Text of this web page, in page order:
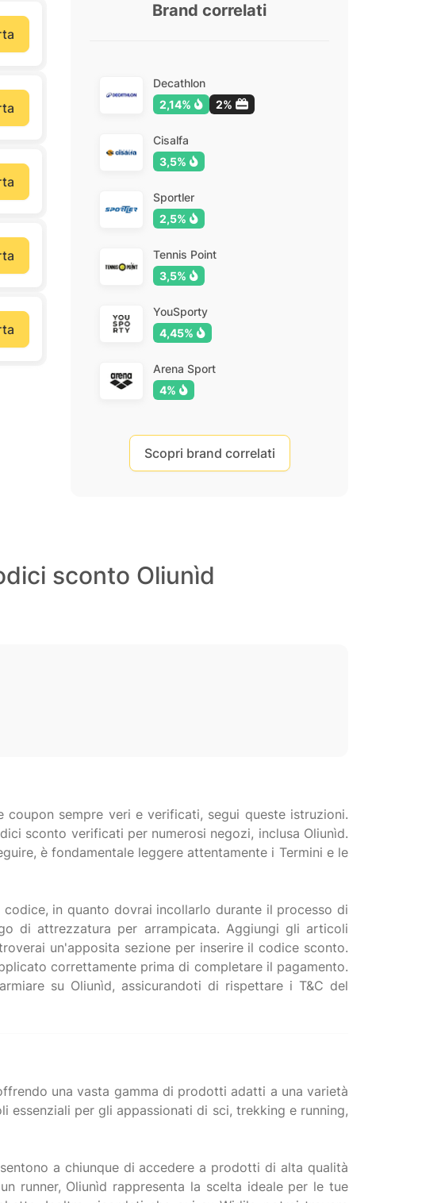
Brand correlati
Decathlon
2,14%
2%
Cisalfa
3,5%
Sportler
2,5%
Tennis Point
3,5%
YouSporty
4,45%
Arena Sport
4%
Scopri brand correlati
sconto Oliunìd
sempre veri e verificati, segui queste istruzioni.
sconto verificati per numerosi negozi, inclusa Oliunìd.
è fondamentale leggere attentamente i Termini e le
in quanto dovrai incollarlo durante il processo di
di attrezzatura per arrampicata. Aggiungi gli articoli
un'apposita sezione per inserire il codice sconto.
correttamente prima di completare il pagamento.
su Oliunìd, assicurandoti di rispettare i T&C del
una vasta gamma di prodotti adatti a una varietà
per gli appassionati di sci, trekking e running,
a chiunque di accedere a prodotti di alta qualità
runner, Oliunìd rappresenta la scelta ideale per le tue